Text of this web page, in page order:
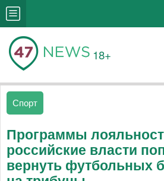
18+
Спорт
Программы
российские власти
вернуть футбольных